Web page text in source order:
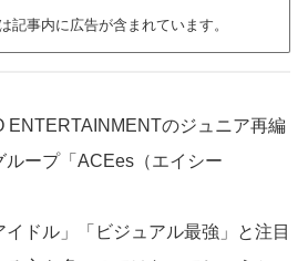
記事内に広告が含まれています。
ENTERTAINMENTのジュニア再編
ループ「ACEes（エイシー
ドル」「ビジュアル最強」と注目